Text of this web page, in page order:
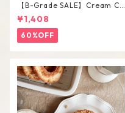
【B-Grade SALE】Cream Co
lor Round Shape Cup Saucer
Set
¥1,408
60%OFF